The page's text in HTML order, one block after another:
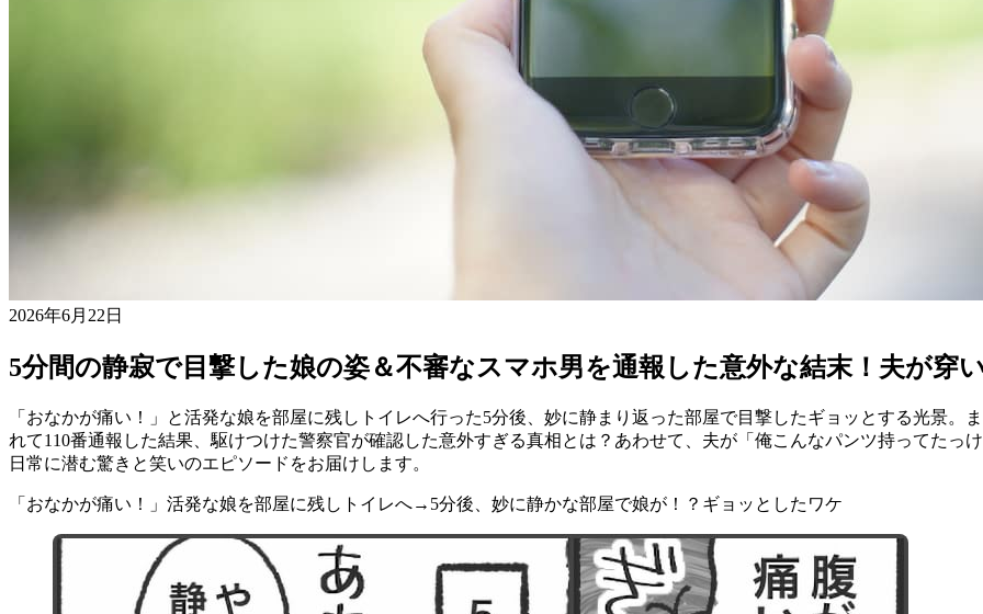
2026年6月22日
5分間の静寂で目撃した娘の姿＆不審なスマホ男を通報した意外な結末！夫が穿
「おなかが痛い！」と活発な娘を部屋に残しトイレへ行った5分後、妙に静まり返った部屋で目撃したギョッとする光景
れて110番通報した結果、駆けつけた警察官が確認した意外すぎる真相とは？あわせて、夫が「俺こんなパンツ持ってたっ
日常に潜む驚きと笑いのエピソードをお届けします。
「おなかが痛い！」活発な娘を部屋に残しトイレへ→5分後、妙に静かな部屋で娘が！？ギョッとしたワケ